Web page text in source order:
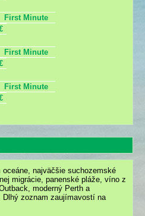
First Minute
First Minute
First Minute
najväčšie suchozemské
migrácie, panenské pláže, víno z
moderný Perth a
Dlhý zoznam zaujímavostí na